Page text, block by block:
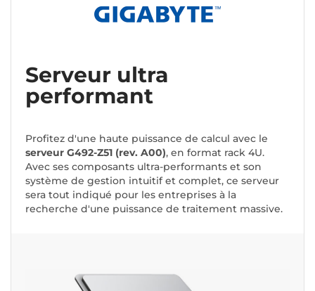
Serveur ultra
performant
Profitez d'une haute puissance de calcul avec le
serveur G492-Z51 (rev. A00), en format rack 4U.
Avec ses composants ultra-performants et son
système de gestion intuitif et complet, ce serveur
sera tout indiqué pour les entreprises à la
recherche d'une puissance de traitement massive.